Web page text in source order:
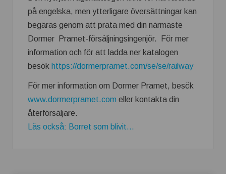
på engelska, men ytterligare översättningar kan
begäras genom att prata med din närmaste
Dormer Pramet-försäljningsingenjör. För mer
information och för att ladda ner katalogen
besök https://dormerpramet.com/se/se/railway
För mer information om Dormer Pramet, besök
www.dormerpramet.com eller kontakta din
återförsäljare.
Läs också: Borret som blivit...